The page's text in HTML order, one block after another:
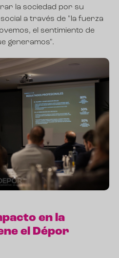
la sociedad por su
a través de "la fuerza
el sentimiento de
generamos".
en la
el Dépor